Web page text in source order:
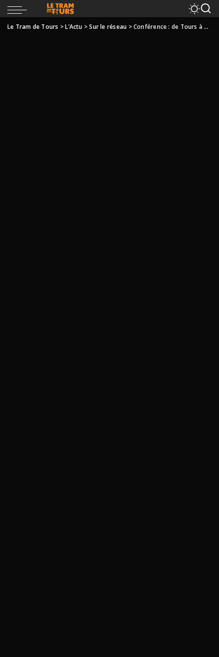
Le Tram de Tours >L’Actu >Sur le réseau >Conférence : de Tours à Québec, une histoire de tramways